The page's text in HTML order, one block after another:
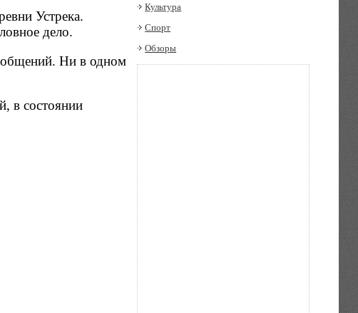
Устрека.
дело.
Ни в одном
в состоянии
Культура
Спорт
Обзоры